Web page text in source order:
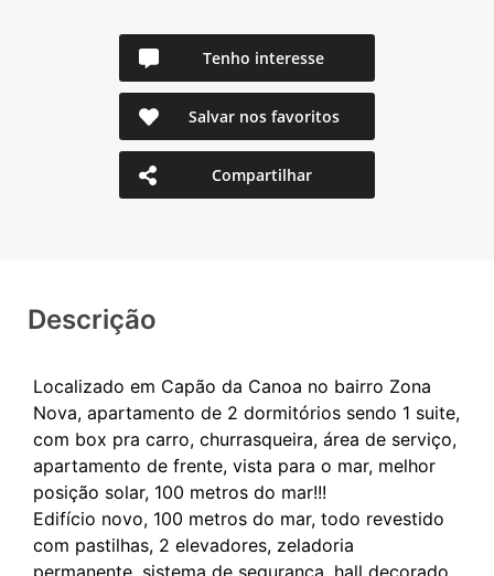
Tenho interesse
Salvar nos favoritos
Compartilhar
Descrição
Localizado em Capão da Canoa no bairro Zona
Nova, apartamento de 2 dormitórios sendo 1 suite,
com box pra carro, churrasqueira, área de serviço,
apartamento de frente, vista para o mar, melhor
posição solar, 100 metros do mar!!!
Edifício novo, 100 metros do mar, todo revestido
com pastilhas, 2 elevadores, zeladoria
permanente, sistema de segurança, hall decorado.